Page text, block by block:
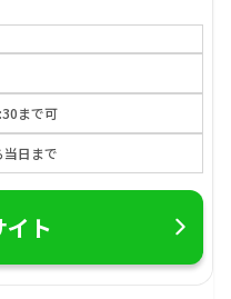
まで可
日まで
ト